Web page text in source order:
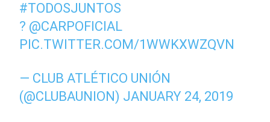
#TODOSJUNTOS
? @CARPOFICIAL
PIC.TWITTER.COM/1WWKXWZQVN
— CLUB ATLÉTICO UNIÓN
(@CLUBAUNION) JANUARY 24, 2019